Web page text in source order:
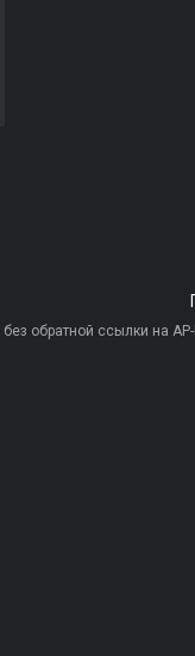
обратной ссылки на